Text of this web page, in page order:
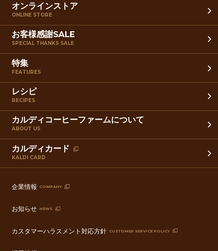
オンラインストア
ONLINE STORE
お客様感謝SALE
SPECIAL THANKS SALE
特集
FEATURES
レシピ
RECIPES
カルディコーヒーファームについて
ABOUT US
カルディカード
KALDI CARD
企業情報 COMPANY
お知らせ NEWS
カスタマーハラスメント対応方針 CUSTOMER SERVICE POLICY